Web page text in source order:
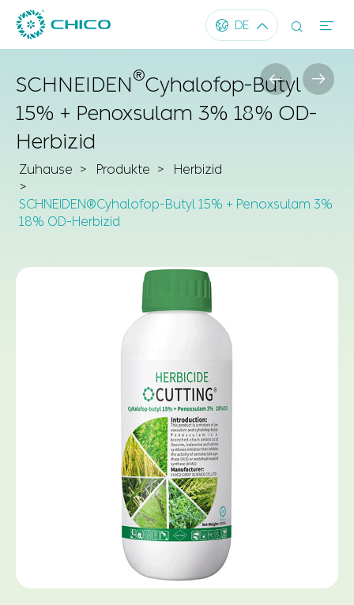
 DE   
SCHNEIDEN®Cyhalofop-Butyl
15% + Penoxsulam 3% 18% OD-
Herbizid
Zuhause Produkte Herbizid
SCHNEIDEN®Cyhalofop-Butyl 15% + Penoxsulam 3%
18% OD-Herbizid
 